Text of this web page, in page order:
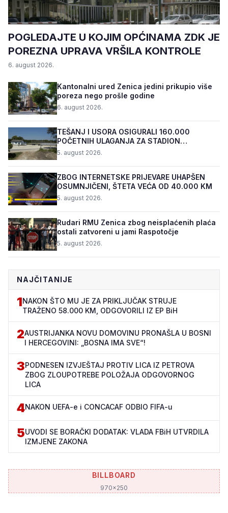
POGLEDAJTE U KOJIM OPĆINAMA ZDK JE
POREZNA UPRAVA VRŠILA KONTROLE
6. august 2026.
Kantonalni ured Zenica jedini prikupio više
poreza nego prošle godine
6. august 2026.
TEŠANJ I USORA OSIGURALI 160.000
POČETNIH ULAGANJA ZA STADION
„TOPOLIK“
5. august 2026.
ZBOG INTERNETSKE PRIJEVARE UHAPŠEN
OSUMNJIČENI, ŠTETA VEĆA OD 40.000 KM
5. august 2026.
Rudari RMU Zenica zbog neisplaćenih plaća
ostali zatvoreni u jami Raspotočje
5. august 2026.
NAJČITANIJE
1NAKON ŠTO MU JE ZA PRIKLJUČAK STRUJE
TRAŽENO 58.000 KM, ODGOVORILI IZ EP BiH
2AUSTRIJANKA NOVU DOMOVINU PRONAŠLA U BOSNI
I HERCEGOVINI: „BOSNA IMA SVE“!
3PODNESEN IZVJEŠTAJ PROTIV LICA IZ PETROVA
ZBOG ZLOUPOTREBE POLOŽAJA ODGOVORNOG
LICA
4NAKON UEFA-e i CONCACAF ODBIO FIFA-u
5UVODI SE BORAČKI DODATAK: VLADA FBiH UTVRDILA
IZMJENE ZAKONA
BILLBOARD
970x250